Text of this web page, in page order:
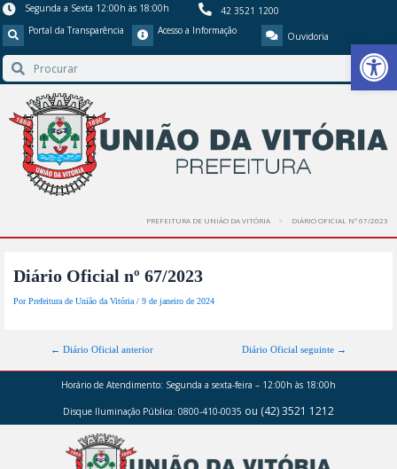
Barra de
Segunda a Sexta 12:00h às 18:00h
42 3521 1200
Portal da Transparência
Acesso a Informação Ouvidoria
PREFEITURA DE UNIÃO DA VITÓRIA DIÁRIO OFICIAL Nº 67/2023
Diário Oficial nº 67/2023
PorPrefeitura de União da Vitória/9 de janeiro de 2024
← Diário Oficial anterior Diário Oficial seguinte →
Horário de Atendimento: Segunda a sexta-feira – 12:00h às 18:00h
Disque Iluminação Pública: 0800-410-0035 ou (42) 3521 1212